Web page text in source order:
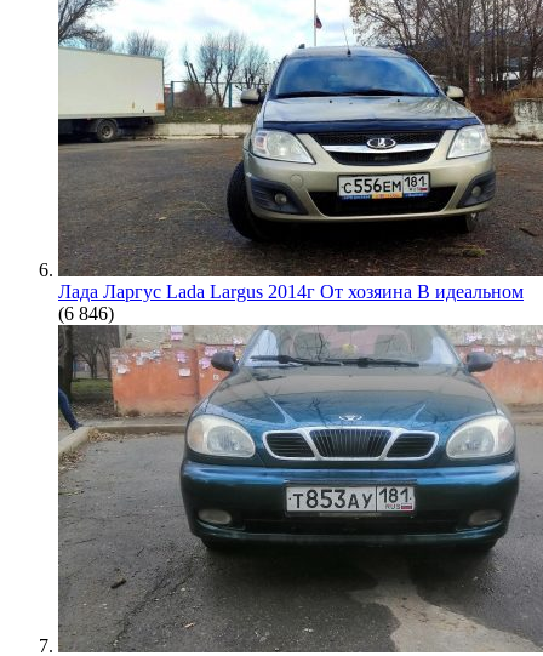
Лада Ларгус Lada Largus 2014г От хозяина В идеальном
(6 846)